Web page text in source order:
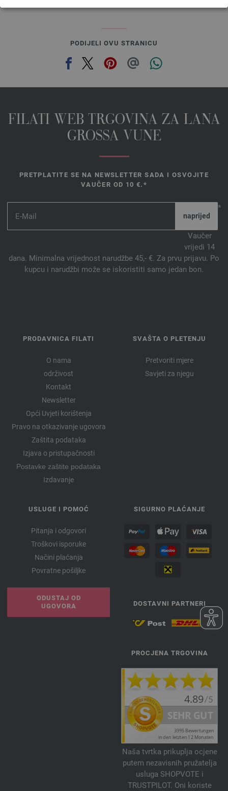
PODIJELI OVU STRANICU
FILATI WEB TRGOVINA ZA LANA
GROSSA VUNE
PRETPLATITE SE NA NEWSLETTER SADA I OSVOJITE
VAUČER OD 10 €.*
*
Vaučer
vrijedi 14
dana. Minimalna vrijednost narudžbe 45,- €. Za prvu prijavu. Po
kupcu i narudžbi može se iskoristiti samo jedan bon.
PRODAVNICA FILATI
O nama
održivost
Kontakt
Newsletter
Opći Uvjeti korištenja
Pravo na otkazivanje ugovora
Zaštita podataka
Izjava o pristupačnosti
Postavke zaštite podataka
Izdavanje
SVAŠTA O PLETENJU
Pretvoriti mjere
Savjeti za njegu
USLUGE I POMOĆ
Pitanja i odgovori
Troškovi isporuke
Načini plaćanja
Povratne pošiljke
ODUSTAJ OD
UGOVORA
SIGURNO PLAĆANJE
DOSTAVNI PARTNERI
PROCJENA TRGOVINA
Naša tvrtka prikuplja ocjene
putem nezavisnih pružatelja
usluga SHOPVOTE i
TRUSTPILOT. Oni koriste